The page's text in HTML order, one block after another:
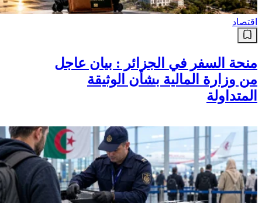
اقتصاد
منحة السفر في الجزائر : بيان عاجل
من وزارة المالية بشأن الوثيقة
المتداولة